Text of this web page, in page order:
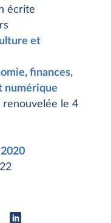
écrite
et
finances,
numérique
renouvelée le 4